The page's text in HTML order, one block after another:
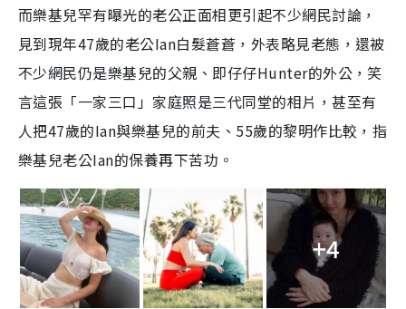
而樂基兒罕有曝光的老公正面相更引起不少網民討論，
見到現年47歲的老公Ian白髮蒼蒼，外表略見老態，還被
不少網民仍是樂基兒的父親、即仔仔Hunter的外公，笑
言這張「一家三口」家庭照是三代同堂的相片，甚至有
人把47歲的Ian與樂基兒的前夫、55歲的黎明作比較，指
樂基兒老公Ian的保養再下苦功。
+4